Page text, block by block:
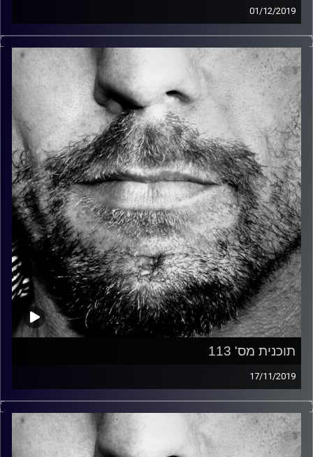
01/12/2019
זיפים, מוזיקה מחוספסת של הופעות חיות. הרבה ג'אם, רוק,
בלוז, bluegrass, ג'אז, Fאנק, פרוגרסיב ואפילו אלקטרוניקה.
כל מה שחי, אמיתי ונושם.
עם שמוליק רגב.
קרדיט תמונות: David Goehring
תוכנית מס' 113
17/11/2019
זיפים, מוזיקה מחוספסת של הופעות חיות. הרבה ג'אם, רוק,
בלוז, bluegrass, ג'אז, Fאנק, פרוגרסיב ואפילו אלקטרוניקה.
כל מה שחי, אמיתי ונושם.
עם שמוליק רגב.